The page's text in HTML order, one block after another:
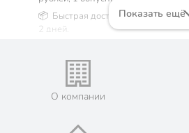
📦 Быстрая доставка. Самовывоз
2 дней.
Жители Московской области могут
его онлайн на официальном сайте
💳 Оплата: онлайн на сайте
🛍 Скидки, акции, распродажи
Показать ещё
О компании